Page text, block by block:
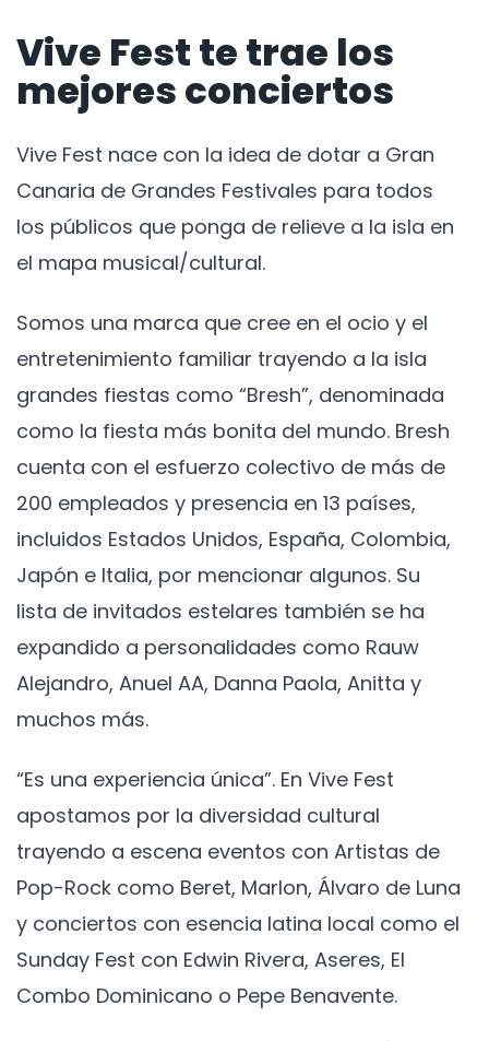
Vive Fest te trae los
mejores conciertos
Vive Fest nace con la idea de dotar a Gran
Canaria de Grandes Festivales para todos
los públicos que ponga de relieve a la isla en
el mapa musical/cultural.
Somos una marca que cree en el ocio y el
entretenimiento familiar trayendo a la isla
grandes fiestas como “Bresh”, denominada
como la fiesta más bonita del mundo. Bresh
cuenta con el esfuerzo colectivo de más de
200 empleados y presencia en 13 países,
incluidos Estados Unidos, España, Colombia,
Japón e Italia, por mencionar algunos. Su
lista de invitados estelares también se ha
expandido a personalidades como Rauw
Alejandro, Anuel AA, Danna Paola, Anitta y
muchos más.
“Es una experiencia única”. En Vive Fest
apostamos por la diversidad cultural
trayendo a escena eventos con Artistas de
Pop-Rock como Beret, Marlon, Álvaro de Luna
y conciertos con esencia latina local como el
Sunday Fest con Edwin Rivera, Aseres, El
Combo Dominicano o Pepe Benavente.